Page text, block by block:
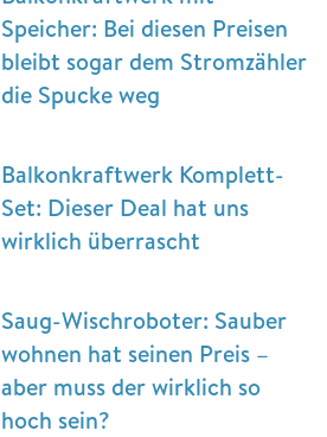
Speicher: Bei diesen Preisen
bleibt sogar dem Stromzähler
die Spucke weg
Balkonkraftwerk Komplett-
Set: Dieser Deal hat uns
wirklich überrascht
Saug-Wischroboter: Sauber
wohnen hat seinen Preis –
aber muss der wirklich so
hoch sein?